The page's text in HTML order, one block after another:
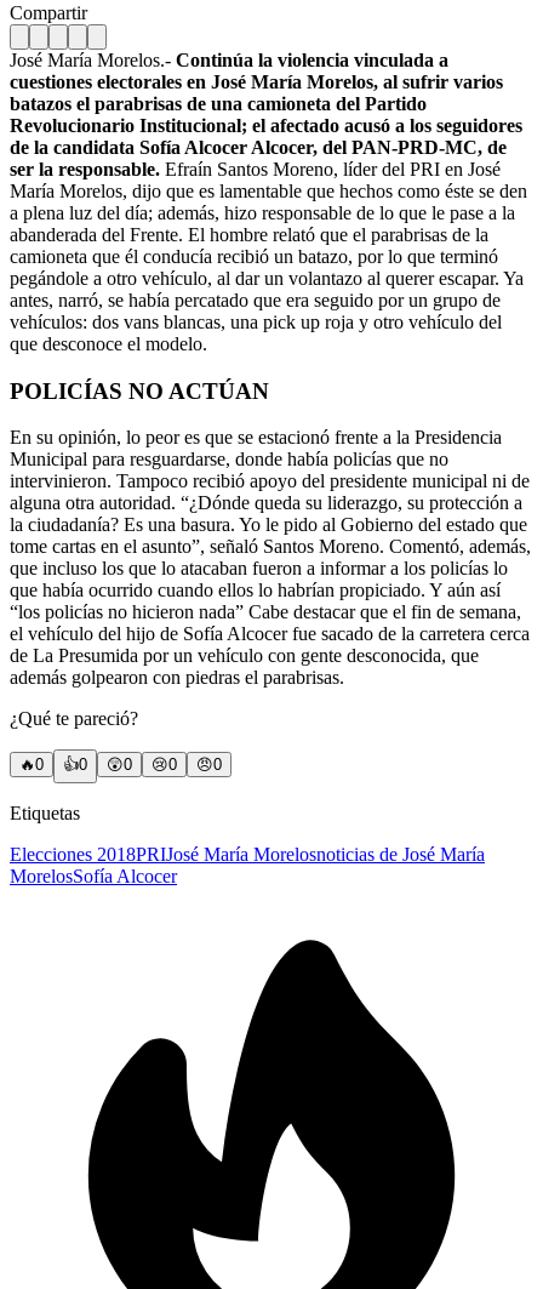
Compartir
José María Morelos.- Continúa la violencia vinculada a
cuestiones electorales en José María Morelos, al sufrir varios
batazos el parabrisas de una camioneta del Partido
Revolucionario Institucional; el afectado acusó a los seguidores
de la candidata Sofía Alcocer Alcocer, del PAN-PRD-MC, de
ser la responsable. Efraín Santos Moreno, líder del PRI en José
María Morelos, dijo que es lamentable que hechos como éste se den
a plena luz del día; además, hizo responsable de lo que le pase a la
abanderada del Frente. El hombre relató que el parabrisas de la
camioneta que él conducía recibió un batazo, por lo que terminó
pegándole a otro vehículo, al dar un volantazo al querer escapar. Ya
antes, narró, se había percatado que era seguido por un grupo de
vehículos: dos vans blancas, una pick up roja y otro vehículo del
que desconoce el modelo.
POLICÍAS NO ACTÚAN
En su opinión, lo peor es que se estacionó frente a la Presidencia
Municipal para resguardarse, donde había policías que no
intervinieron. Tampoco recibió apoyo del presidente municipal ni de
alguna otra autoridad. “¿Dónde queda su liderazgo, su protección a
la ciudadanía? Es una basura. Yo le pido al Gobierno del estado que
tome cartas en el asunto”, señaló Santos Moreno. Comentó, además,
que incluso los que lo atacaban fueron a informar a los policías lo
que había ocurrido cuando ellos lo habrían propiciado. Y aún así
“los policías no hicieron nada” Cabe destacar que el fin de semana,
el vehículo del hijo de Sofía Alcocer fue sacado de la carretera cerca
de La Presumida por un vehículo con gente desconocida, que
además golpearon con piedras el parabrisas.
¿Qué te pareció?
🔥0 👍0 😲0 😢0 😠0
Etiquetas
Elecciones 2018PRIJosé María Morelosnoticias de José María
MorelosSofía Alcocer